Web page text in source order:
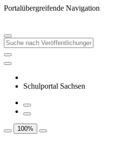
Portalübergreifende Navigation
Schulportal Sachsen
100%